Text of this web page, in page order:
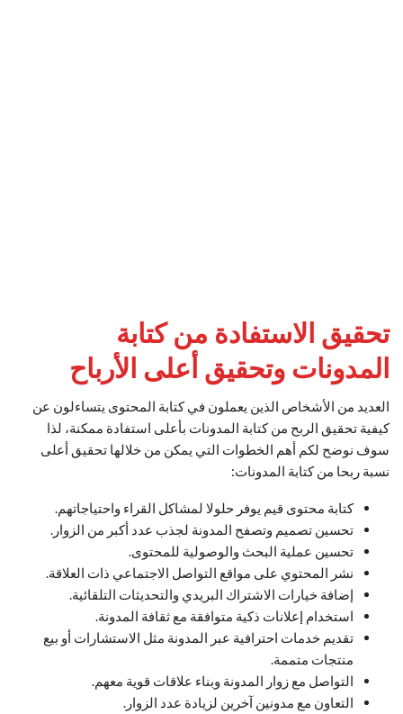
تحقيق الاستفادة من كتابة
المدونات وتحقيق أعلى الأرباح
العديد من الأشخاص الذين يعملون في كتابة المحتوى يتساءلون عن
كيفية تحقيق الربح من كتابة المدونات بأعلى استفادة ممكنة، لذا
سوف نوضح لكم أهم الخطوات التي يمكن من خلالها تحقيق أعلى
نسبة ربحا من كتابة المدونات:
كتابة محتوى قيم يوفر حلولا لمشاكل القراء واحتياجاتهم.
تحسين تصميم وتصفح المدونة لجذب عدد أكبر من الزوار.
تحسين عملية البحث والوصولية للمحتوى.
نشر المحتوي على مواقع التواصل الاجتماعي ذات العلاقة.
إضافة خيارات الاشتراك البريدي والتحديثات التلقائية.
استخدام إعلانات ذكية متوافقة مع ثقافة المدونة.
تقديم خدمات احترافية عبر المدونة مثل الاستشارات أو بيع
منتجات متممة.
التواصل مع زوار المدونة وبناء علاقات قوية معهم.
التعاون مع مدونين آخرين لزيادة عدد الزوار.